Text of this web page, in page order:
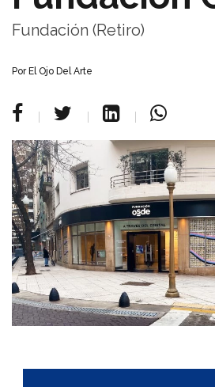
Fundación (Retiro)
Por El Ojo Del Arte